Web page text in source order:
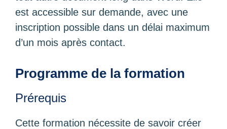
est accessible sur demande, avec une
inscription possible dans un délai maximum
d’un mois après contact.
Programme de la formation
Prérequis
Cette formation nécessite de savoir créer